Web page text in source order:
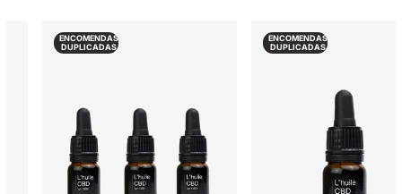
ENCOMENDAS
DUPLICADAS
ENCOMENDAS
DUPLICADAS